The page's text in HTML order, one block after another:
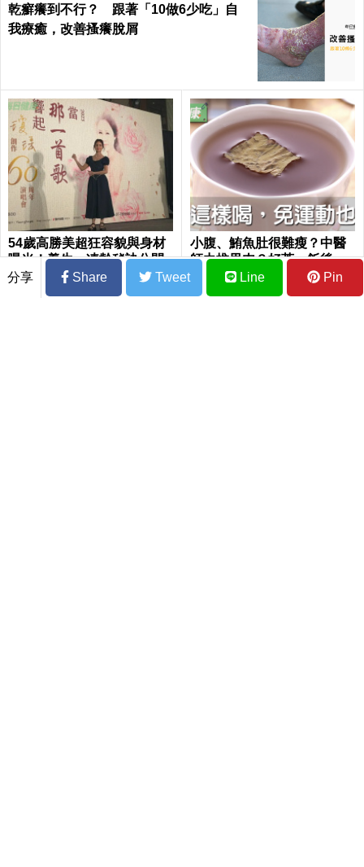
乾癬癢到不行？ 跟著「10做6少吃」自
我療癒，改善搔癢脫屑
54歲高勝美超狂容貌與身材
曝光！養生、凍齡秘訣公開
小腹、鮪魚肚很難瘦？中醫
師力推甩肉３好茶：飯後一
杯，超速燃脂、瘦超快｜每
日健康 Health
分享 Share Tweet Line Pin